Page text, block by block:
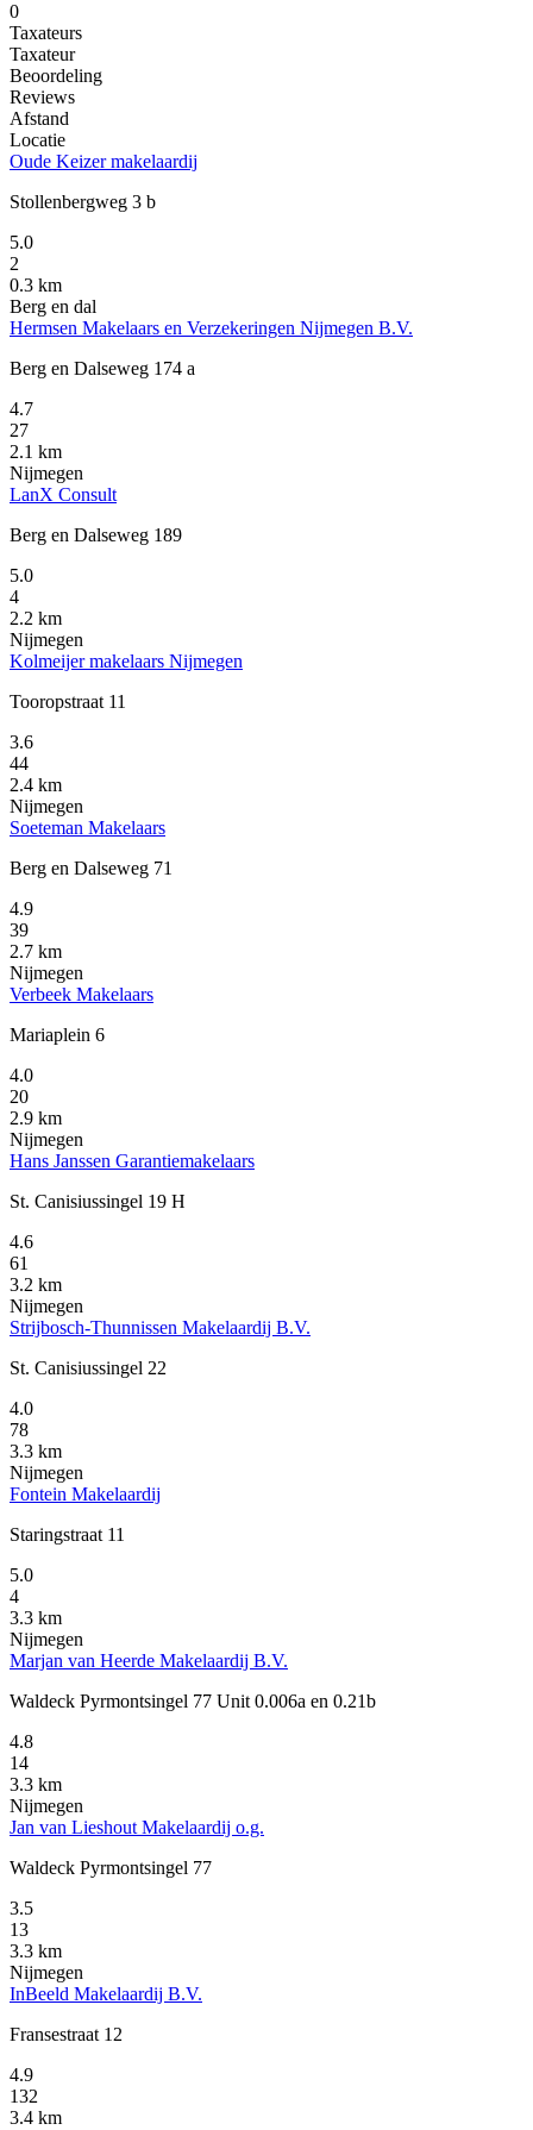
0
Taxateurs
Taxateur
Beoordeling
Reviews
Afstand
Locatie
Oude Keizer makelaardij
Stollenbergweg 3 b
5.0
2
0.3 km
Berg en dal
Hermsen Makelaars en Verzekeringen Nijmegen B.V.
Berg en Dalseweg 174 a
4.7
27
2.1 km
Nijmegen
LanX Consult
Berg en Dalseweg 189
5.0
4
2.2 km
Nijmegen
Kolmeijer makelaars Nijmegen
Tooropstraat 11
3.6
44
2.4 km
Nijmegen
Soeteman Makelaars
Berg en Dalseweg 71
4.9
39
2.7 km
Nijmegen
Verbeek Makelaars
Mariaplein 6
4.0
20
2.9 km
Nijmegen
Hans Janssen Garantiemakelaars
St. Canisiussingel 19 H
4.6
61
3.2 km
Nijmegen
Strijbosch-Thunnissen Makelaardij B.V.
St. Canisiussingel 22
4.0
78
3.3 km
Nijmegen
Fontein Makelaardij
Staringstraat 11
5.0
4
3.3 km
Nijmegen
Marjan van Heerde Makelaardij B.V.
Waldeck Pyrmontsingel 77 Unit 0.006a en 0.21b
4.8
14
3.3 km
Nijmegen
Jan van Lieshout Makelaardij o.g.
Waldeck Pyrmontsingel 77
3.5
13
3.3 km
Nijmegen
InBeeld Makelaardij B.V.
Fransestraat 12
4.9
132
3.4 km